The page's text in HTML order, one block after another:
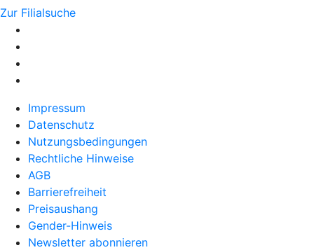
Zur Filialsuche
Impressum
Datenschutz
Nutzungsbedingungen
Rechtliche Hinweise
AGB
Barrierefreiheit
Preisaushang
Gender-Hinweis
Newsletter abonnieren